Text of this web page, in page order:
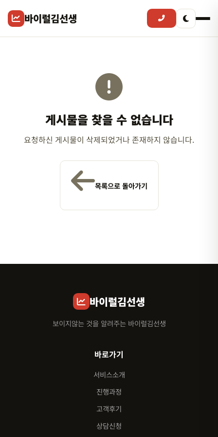
바이럴김선생
게시물을 찾을 수 없습니다
요청하신 게시물이 삭제되었거나 존재하지 않습니다.
목록으로 돌아가기
바이럴김선생
보이지않는 것을 알려주는 바이럴김선생
바로가기
서비스소개
진행과정
고객후기
상담신청